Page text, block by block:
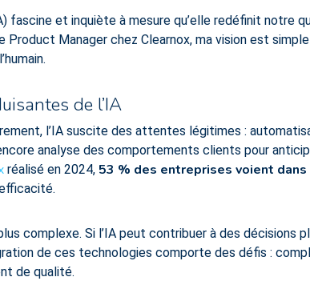
fascine et inquiète à mesure qu’elle redéfinit notre
Product Manager chez Clearnox, ma vision est
de l’IA
l’IA suscite des attentes légitimes :
analyse des comportements clients pour
réalisé en 2024, 53 % des entreprises voient
complexe. Si l’IA peut contribuer à des décisions
de ces technologies comporte des défis :
de qualité.